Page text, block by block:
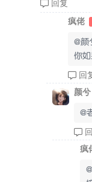
回复
疯佬
@颜
你
回
颜兮
@
疯